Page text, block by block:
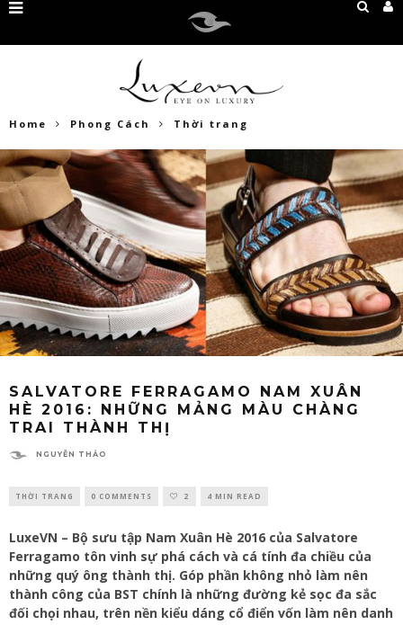
Home Phong Cách Thời trang
SALVATORE FERRAGAMO NAM XUÂN
HÈ 2016: NHỮNG MẢNG MÀU CHÀNG
TRAI THÀNH THỊ
NGUYỄN THẢO
THỜI TRANG 0 COMMENTS 2 4 MIN READ
LuxeVN – Bộ sưu tập Nam Xuân Hè 2016 của Salvatore
Ferragamo tôn vinh sự phá cách và cá tính đa chiều của
những quý ông thành thị. Góp phần không nhỏ làm nên
thành công của BST chính là những đường kẻ sọc đa sắc
đối chọi nhau, trên nền kiểu dáng cổ điển vốn làm nên danh